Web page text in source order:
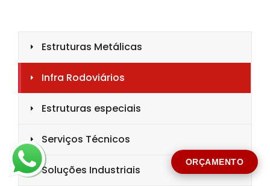
ORÇAMENTO
Solicitar Orçamento